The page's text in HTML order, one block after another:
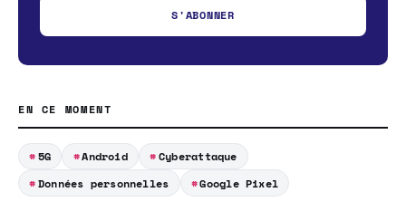
S'ABONNER
EN CE MOMENT
5G Android
Cyberattaque
Données personnelles
Google Pixel